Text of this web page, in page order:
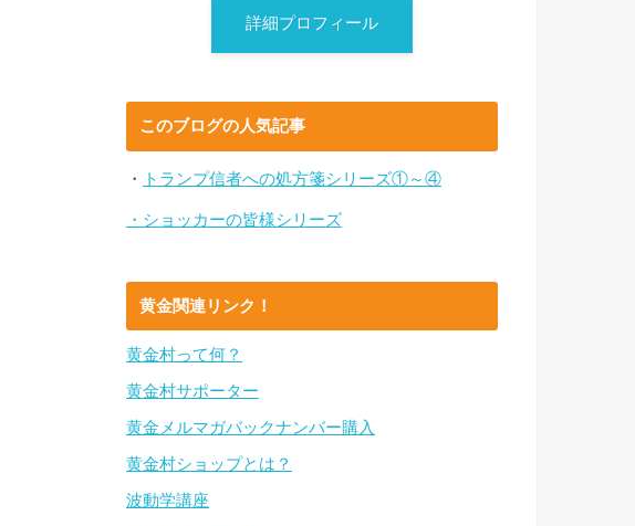
詳細プロフィール
このブログの人気記事
・ トランプ信者への処方箋シリーズ①～④
・ショッカーの皆様シリーズ
黄金関連リンク！
黄金村って何？
黄金村サポーター
黄金メルマガバックナンバー購入
黄金村ショップとは？
波動学講座